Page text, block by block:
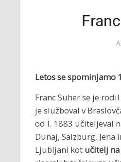
Letos se spominjamo
Franc Suher se je
je služboval v
od l. 1883 učiteljeval
Dunaj, Salzburg,
Ljubljani kot učitelj